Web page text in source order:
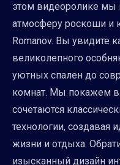
этом видеоролике мы
атмосферу роскоши и
Romanov. Вы увидите
великолепного
уютных спален до
комнат. Мы покажем
сочетаются
технологии, создавая
жизни и отдыха.
изысканный дизайн